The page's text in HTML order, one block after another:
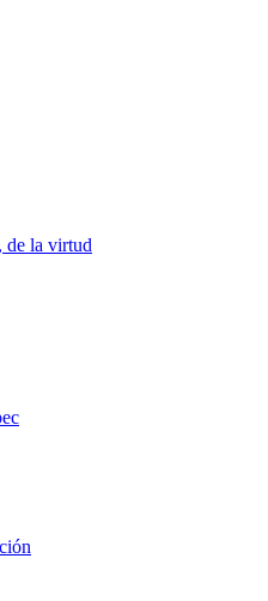
de la virtud